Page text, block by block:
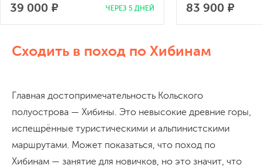
39 000 ₽ ЧЕРЕЗ 5 ДНЕЙ 83 900 ₽
Сходить в поход по Хибинам
Главная достопримечательность Кольского
полуострова — Хибины. Это невысокие древние горы,
испещрённые туристическими и альпинистскими
маршрутами. Может показаться, что поход по
Хибинам — занятие для новичков, но это значит, что